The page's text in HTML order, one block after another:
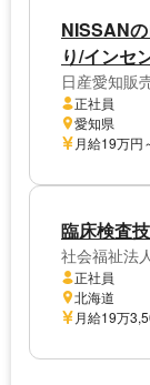
NISSAN
り/インセ
日産愛知販
正社員
愛知県
月給19万円
臨床検査
社会福祉法
正社員
北海道
月給19万